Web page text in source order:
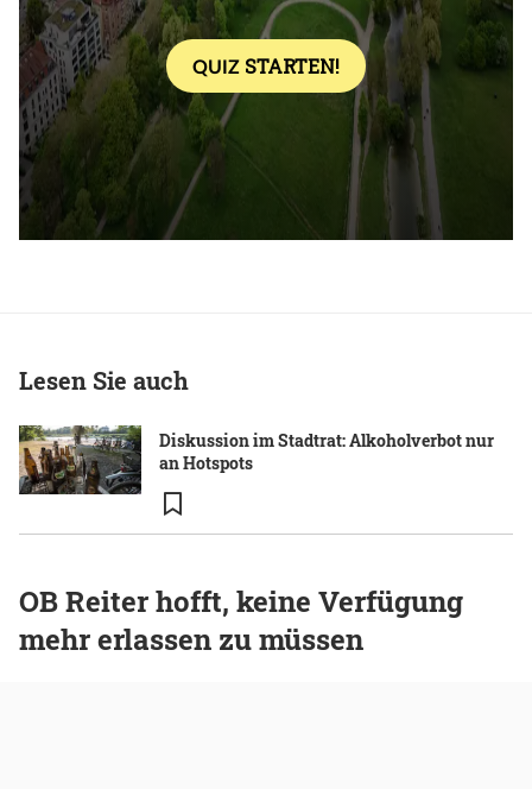
Lesen Sie auch
Diskussion im Stadtrat: Alkoholverbot nur
an Hotspots
OB Reiter hofft, keine Verfügung
mehr erlassen zu müssen